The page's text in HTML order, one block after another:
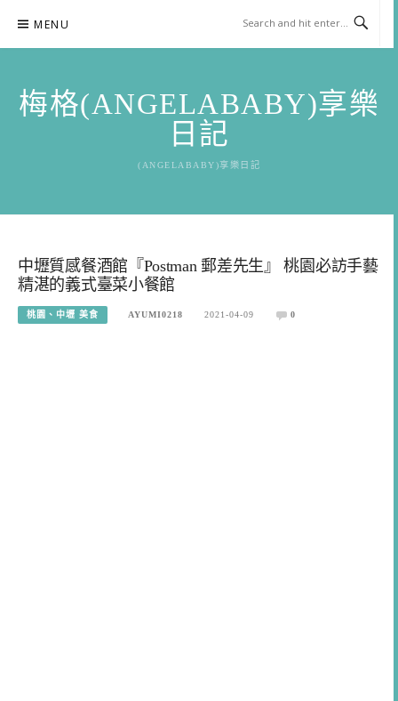
content
MENU
梅格(ANGELABABY)享樂
日記
(ANGELABABY)享樂日記
中壢質感餐酒館『Postman 郵差先生』 桃園必訪手藝
精湛的義式臺菜小餐館
桃園、中壢 美食 AYUMI0218 2021-04-09 0